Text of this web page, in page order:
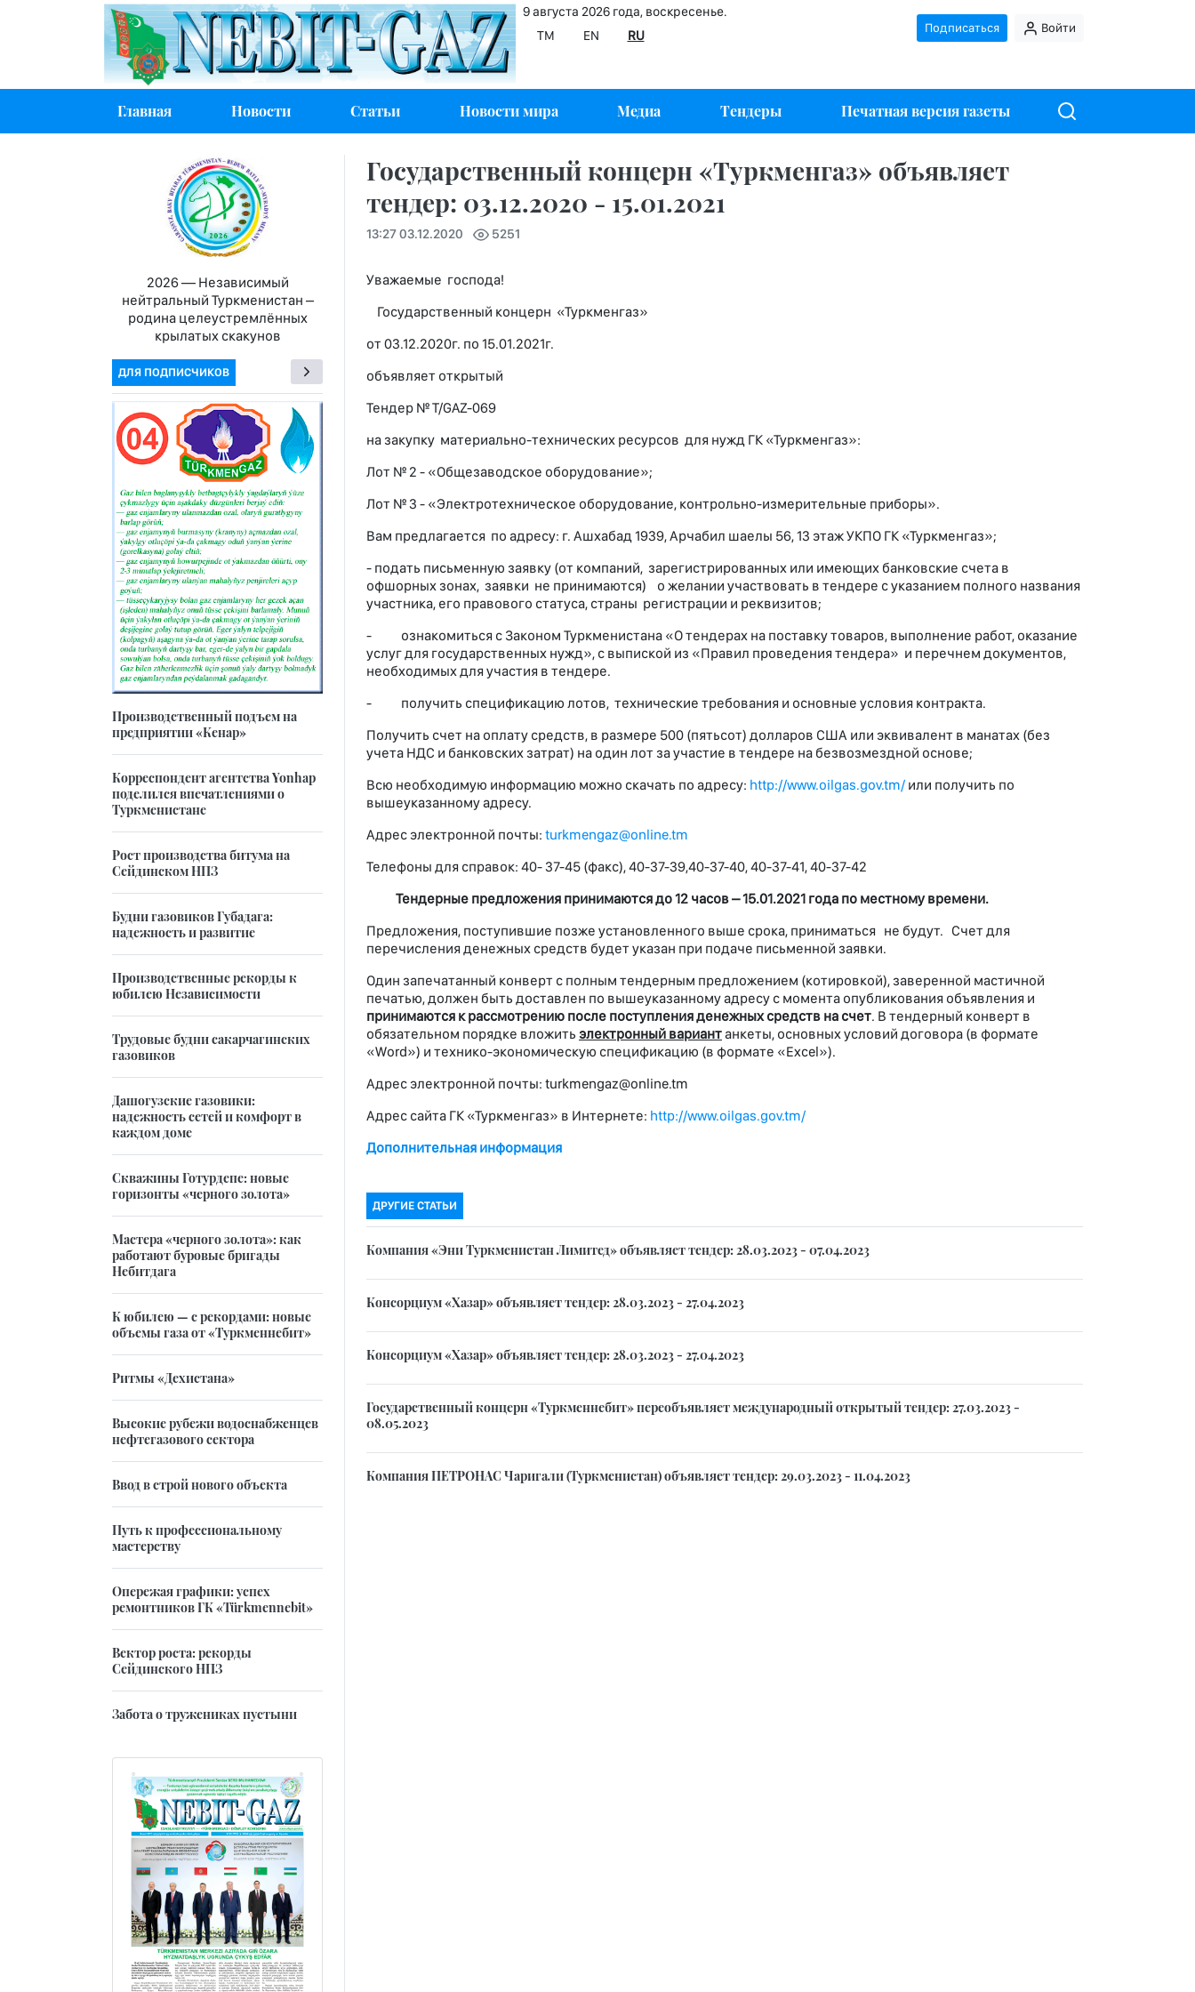
9 августа 2026 года, воскресенье.
TM
EN RU
Подписаться Войти
Главная Новости Статьи Новости мира Медиа Тендеры Печатная версия газеты
Государственный концерн «Туркменгаз» объявляет
тендер: 03.12.2020 - 15.01.2021
13:27 03.12.2020 5251
Уважаемые господа!
Государственный концерн «Туркменгаз»
от 03.12.2020г. по 15.01.2021г.
объявляет открытый
Тендер № T/GAZ-069
на закупку материально-технических ресурсов для нужд ГК «Туркменгаз»:
Лот № 2 - «Общезаводское оборудование»;
Лот № 3 - «Электротехническое оборудование, контрольно-измерительные приборы».
Вам предлагается по адресу: г. Ашхабад 1939, Арчабил шаелы 56, 13 этаж УКПО ГК «Туркменгаз»;
- подать письменную заявку (от компаний, зарегистрированных или имеющих банковские счета в
офшорных зонах, заявки не принимаются) о желании участвовать в тендере с указанием полного названия
участника, его правового статуса, страны регистрации и реквизитов;
- ознакомиться с Законом Туркменистана «О тендерах на поставку товаров, выполнение работ, оказание
услуг для государственных нужд», с выпиской из «Правил проведения тендера» и перечнем документов,
необходимых для участия в тендере.
- получить спецификацию лотов, технические требования и основные условия контракта.
Получить счет на оплату средств, в размере 500 (пятьсот) долларов США или эквивалент в манатах (без
учета НДС и банковских затрат) на один лот за участие в тендере на безвозмездной основе;
Всю необходимую информацию можно скачать по адресу: http://www.oilgas.gov.tm/ или получить по
вышеуказанному адресу.
Адрес электронной почты: turkmengaz@online.tm
Телефоны для справок: 40- 37-45 (факс), 40-37-39,40-37-40, 40-37-41, 40-37-42
Тендерные предложения принимаются до 12 часов –15.01.2021 года по местному времени.
Предложения, поступившие позже установленного выше срока, приниматься не будут. Счет для
перечисления денежных средств будет указан при подаче письменной заявки.
Один запечатанный конверт с полным тендерным предложением (котировкой), заверенной мастичной
печатью, должен быть доставлен по вышеуказанному адресу с момента опубликования объявления и
принимаются к рассмотрению после поступления денежных средств на счет. В тендерный конверт в
обязательном порядке вложить электронный вариантанкеты, основных условий договора (в формате
«Word») и технико-экономическую спецификацию (в формате «Excel»).
Адрес электронной почты: turkmengaz@online.tm
Адрес сайта ГК «Туркменгаз» в Интернете: http://www.oilgas.gov.tm/
Дополнительная информация
ДРУГИЕ СТАТЬИ
Компания «Эни Туркменистан Лимитед» объявляет тендер: 28.03.2023 - 07.04.2023
Консорциум «Хазар» объявляет тендер: 28.03.2023 - 27.04.2023
Консорциум «Хазар» объявляет тендер: 28.03.2023 - 27.04.2023
Государственный концерн «Туркменнебит» переобъявляет международный открытый тендер: 27.03.2023 -
08.05.2023
Компания ПЕТРОНАС Чаригали (Туркменистан) объявляет тендер: 29.03.2023 - 11.04.2023
2026 — Независимый
нейтральный Туркменистан –
родина целеустремлённых
крылатых скакунов
ДЛЯ ПОДПИСЧИКОВ
Производственный подъем на
предприятии «Кенар»
Корреспондент агентства Yonhap
поделился впечатлениями о
Туркменистане
Рост производства битума на
Сейдинском НПЗ
Будни газовиков Губадага:
надежность и развитие
Производственные рекорды к
юбилею Независимости
Трудовые будни сакарчагинских
газовиков
Дашогузские газовики:
надежность сетей и комфорт в
каждом доме
Скважины Готурдепе: новые
горизонты «черного золота»
Мастера «черного золота»: как
работают буровые бригады
Небитдага
К юбилею — с рекордами: новые
объемы газа от «Туркменнебит»
Ритмы «Дехистана»
Высокие рубежи водоснабженцев
нефтегазового сектора
Ввод в строй нового объекта
Путь к профессиональному
мастерству
Опережая графики: успех
ремонтников ГК «Türkmennebit»
Вектор роста: рекорды
Сейдинского НПЗ
Забота о тружениках пустыни